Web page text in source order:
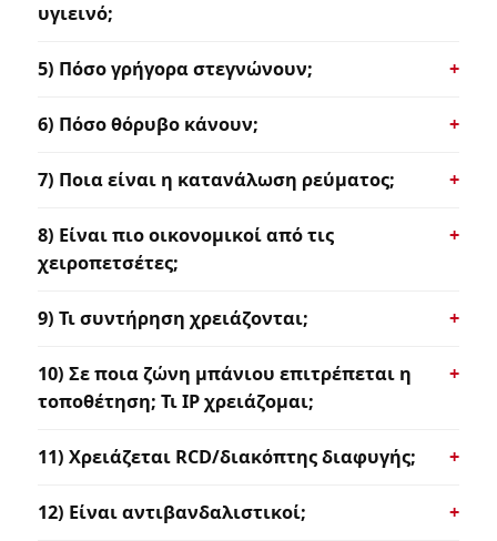
υγιεινό;
5) Πόσο γρήγορα στεγνώνουν;
6) Πόσο θόρυβο κάνουν;
7) Ποια είναι η κατανάλωση ρεύματος;
8) Είναι πιο οικονομικοί από τις
χειροπετσέτες;
9) Τι συντήρηση χρειάζονται;
10) Σε ποια ζώνη μπάνιου επιτρέπεται η
τοποθέτηση; Τι IP χρειάζομαι;
11) Χρειάζεται RCD/διακόπτης διαφυγής;
12) Είναι αντιβανδαλιστικοί;